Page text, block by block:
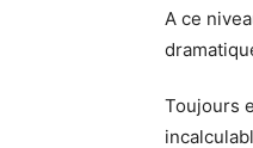
A ce
Toujours